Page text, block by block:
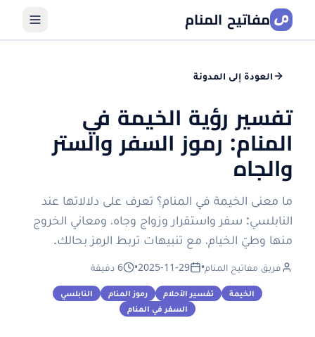
مفاتيح المنام
العودة إلى المدونة
تفسير رؤية الخيمة في
المنام: رموز السفر والستر
والجاه
ما معنى الخيمة في المنام؟ تعرف على دلالاتها عند
النابلسي: سفر واستقرار وزواج وجاه، ومعاني الخروج
منها وطيّ الخيام، مع تنبيهات تربط الرمز بحالك.
فريق مفاتيح المنام•
2025-11-29
• 6 دقيقة
الخيمة تفسير الأحلام رموز المنام
النابلسي
السفر في المنام